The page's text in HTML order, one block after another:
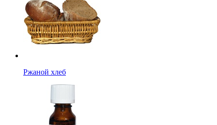
Ржаной хлеб